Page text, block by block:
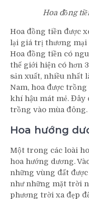
Hoa đồng
Hoa đồng tiền được
lại giá trị thương
Hoa đồng tiền có
thế giới hiện có hơn
sản xuất, nhiều nhất
Nam, hoa được
khí hậu mát mẻ.
trồng vào mùa đông.
Hoa hướng
Một trong các loài
hoa hướng dương.
những vùng đất
như những mặt trời
phương trời xa đẹp